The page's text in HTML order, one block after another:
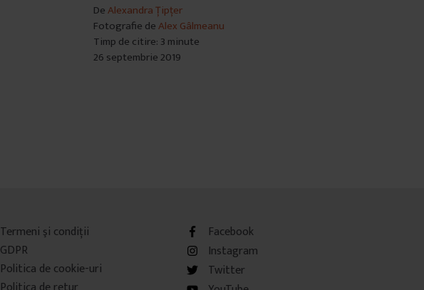
DeAlexandra Țipțer
Fotografie deAlex Gâlmeanu
Timp de citire: 3 minute
26 septembrie 2019
Termeni şi condiţii
GDPR
Politica de cookie-uri
Facebook
Instagram
Twitter